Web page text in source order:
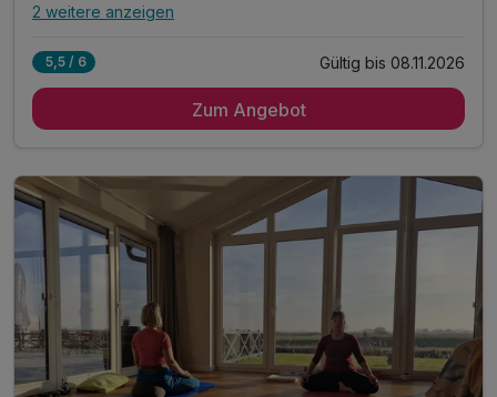
Alle Inklusivleistungen
7 x reichhaltiges Frühstück vom Buffet
mit zertifizierter Yoga-Lehrerin
1 x geführte Deichwanderung ab Hotel
2 weitere anzeigen
5,5 / 6 Gültig bis 08.11.2026
Zum Angebot